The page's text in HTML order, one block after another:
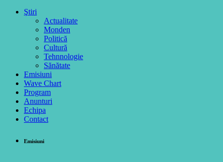
Ştiri
Actualitate
Monden
Politică
Cultură
Tehnnologie
Sănătate
Emisiuni
Wave Chart
Program
Anunturi
Echipa
Contact
Emisiuni